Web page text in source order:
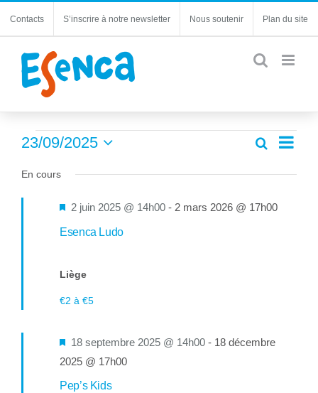
Contacts S’inscrire à notre newsletter Nous soutenir Plan du site
Évènements
for
23
septembre
de
Recherche
vues
Jour
23/09/2025
une
En cours
Esenca Ludo
Mis
2 juin 2025 @ 14h00 - 2 mars 2026 @ 17h00
Liège
€2 à €5
Pep’s Kids
Mis
en
avant
18 septembre 2025 @ 14h00 - 18 décembre
2025 @ 17h00